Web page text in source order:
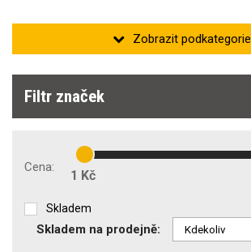
Ochrana zraku
Chrániče sluchu
Ochrana dýchacích cest
Filtr značek
Cena:
1 Kč
Skladem
Skladem na prodejně: